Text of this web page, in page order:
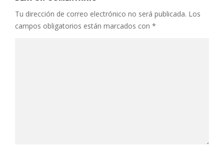
Tu dirección de correo electrónico no será publicada. Los
campos obligatorios están marcados con *